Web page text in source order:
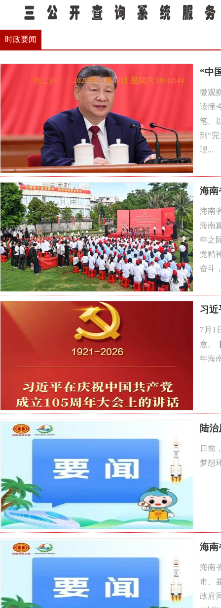
所在位置：新闻动态 时政要闻
时政要闻
“中
微观
读懂
笔、
到“
理...
海南
海南
海南
年之
党精
奋斗
习近
7月1
意。
年海
陆
日前
梦想
海南
海南
市、
政府